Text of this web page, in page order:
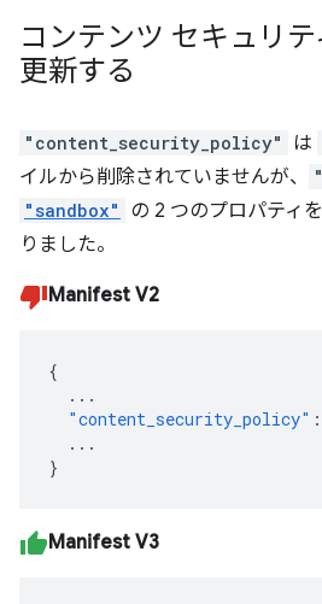
コンテンツ セキュリ
更新する
"content_security_policy" は
イルから削除されていませんが、
"sandbox"
の 2 つのプロパティ
りました。
Manifest V2
{
...
"content_security_policy" :
...
}
Manifest V3